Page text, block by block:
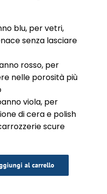
blu, per vetri,
senza lasciare
rosso, per
nelle porosità più
viola, per
di cera e polish
scure
al carrello